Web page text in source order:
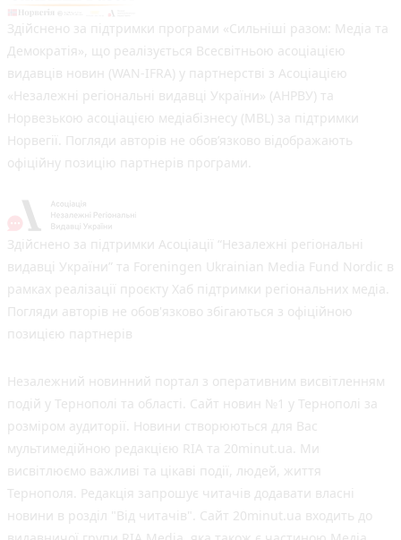
Здійснено за підтримки програми «Сильніші разом: Медіа та
Демократія», що реалізується Всесвітньою асоціацією
видавців новин (WAN-IFRA) у партнерстві з Асоціацією
«Незалежні регіональні видавці України» (АНРВУ) та
Норвезькою асоціацією медіабізнесу (MBL) за підтримки
Норвегії. Погляди авторів не обов’язково відображають
офіційну позицію партнерів програми.
Здійснено за підтримки Асоціації “Незалежні регіональні
видавці України” та Foreningen Ukrainian Media Fund Nordic в
рамках реалізації проєкту Хаб підтримки регіональних медіа.
Погляди авторів не обов'язково збігаються з офіційною
позицією партнерів
Незалежний новинний портал з оперативним висвітленням
подій у Тернополі та області. Сайт новин №1 у Тернополі за
розміром аудиторії. Новини створюються для Вас
мультимедійною редакцією RIA та 20minut.ua. Ми
висвітлюємо важливі та цікаві події, людей, життя
Тернополя. Редакція запрошує читачів додавати власні
новини в розділ "Від читачів". Сайт 20minut.ua входить до